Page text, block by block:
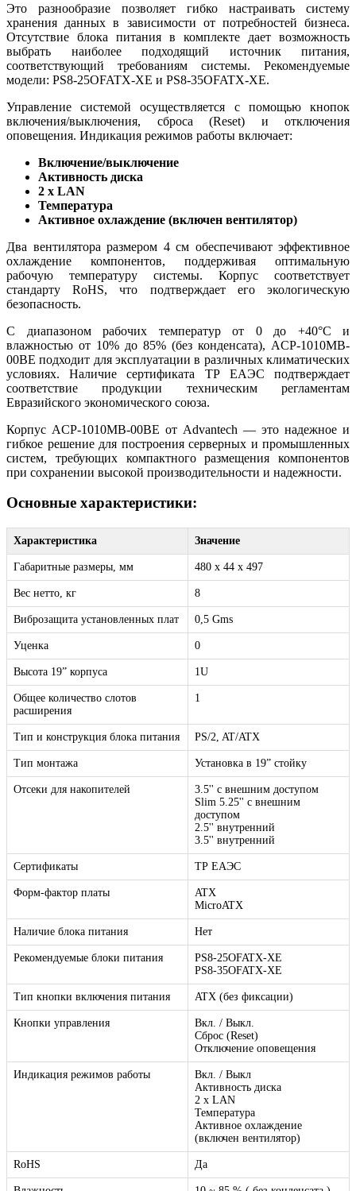
Это разнообразие позволяет гибко настраивать систему
хранения данных в зависимости от потребностей бизнеса.
Отсутствие блока питания в комплекте дает возможность
выбрать наиболее подходящий источник питания,
соответствующий требованиям системы. Рекомендуемые
модели: PS8-25OFATX-XE и PS8-35OFATX-XE.
Управление системой осуществляется с помощью кнопок
включения/выключения, сброса (Reset) и отключения
оповещения. Индикация режимов работы включает:
Включение/выключение
Активность диска
2 x LAN
Температура
Активное охлаждение (включен вентилятор)
Два вентилятора размером 4 см обеспечивают эффективное
охлаждение компонентов, поддерживая оптимальную
рабочую температуру системы. Корпус соответствует
стандарту RoHS, что подтверждает его экологическую
безопасность.
С диапазоном рабочих температур от 0 до +40°C и
влажностью от 10% до 85% (без конденсата), ACP-1010MB-
00BE подходит для эксплуатации в различных климатических
условиях. Наличие сертификата ТР ЕАЭС подтверждает
соответствие продукции техническим регламентам
Евразийского экономического союза.
Корпус ACP-1010MB-00BE от Advantech — это надежное и
гибкое решение для построения серверных и промышленных
систем, требующих компактного размещения компонентов
при сохранении высокой производительности и надежности.
Основные характеристики:
Характеристика Значение
Габаритные размеры, мм 480 x 44 x 497
Вес нетто, кг 8
Виброзащита установленных плат 0,5 Gms
Уценка 0
Высота 19” корпуса 1U
Общее количество слотов
расширения
1
Тип и конструкция блока питания PS/2, AT/ATX
Тип монтажа Установка в 19” стойку
Отсеки для накопителей
3.5'' с внешним доступом
Slim 5.25'' с внешним
доступом
2.5'' внутренний
3.5'' внутренний
Сертификаты ТР ЕАЭС
Форм-фактор платы
ATX
MicroATX
Наличие блока питания Нет
Рекомендуемые блоки питания
PS8-25OFATX-XE
PS8-35OFATX-XE
Тип кнопки включения питания ATX (без фиксации)
Кнопки управления
Вкл. / Выкл.
Сброс (Reset)
Отключение оповещения
Индикация режимов работы
Вкл. / Выкл
Активность диска
2 x LAN
Температура
Активное охлаждение
(включен вентилятор)
RoHS Да